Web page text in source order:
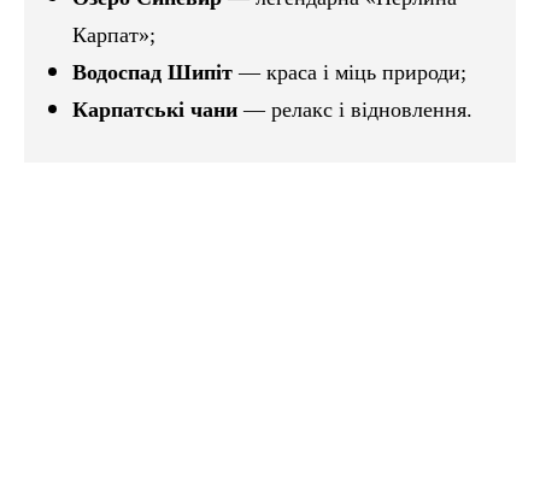
Карпат»;
Водоспад Шипіт — краса і міць природи;
Карпатські чани — релакс і відновлення.